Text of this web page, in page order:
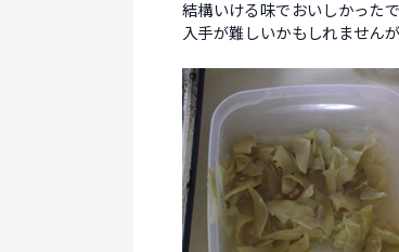
結構いける味でおいしかったで
入手が難しいかもしれません